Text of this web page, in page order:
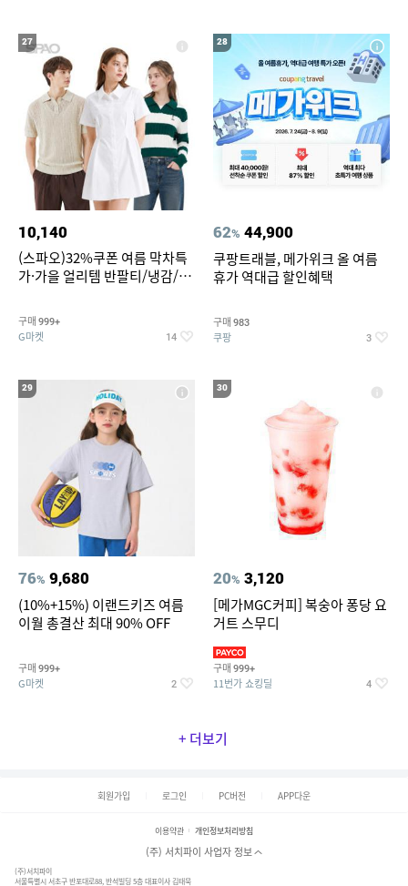
27
10,140
(스파오)32%쿠폰 여름 막차특
가·가을 얼리템 반팔티/냉감/반
건 외 ~74%OFF
구매 999+
G마켓 14
28
62% 44,900
쿠팡트래블, 메가위크 올 여름
휴가 역대급 할인혜택
구매 983
쿠팡 3
29
76% 9,680
(10%+15%) 이랜드키즈 여름
이월 총결산 최대 90% OFF
구매 999+
G마켓 2
30
20% 3,120
[메가MGC커피] 복숭아 퐁당 요
거트 스무디
구매 999+
11번가 쇼킹딜 4
+ 더보기
회원가입 로그인 PC버전 APP다운
이용약관 개인정보처리방침
(주) 서치파이 사업자 정보
(주)서치파이
서울특별시 서초구 반포대로88, 반석빌딩 5층 대표이사 김태묵